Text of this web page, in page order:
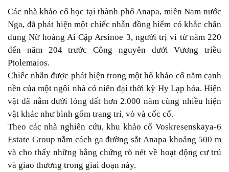
Các nhà khảo cổ học tại thành phố Anapa, miền Nam nước
Nga, đã phát hiện một chiếc nhẫn đồng hiếm có khắc chân
dung Nữ hoàng Ai Cập Arsinoe 3, người trị vì từ năm 220
đến năm 204 trước Công nguyên dưới Vương triều
Ptolemaios.
Chiếc nhẫn được phát hiện trong một hố khảo cổ nằm cạnh
nền của một ngôi nhà có niên đại thời kỳ Hy Lạp hóa. Hiện
vật đã nằm dưới lòng đất hơn 2.000 năm cùng nhiều hiện
vật khác như bình gốm trang trí, vò và cốc cổ.
Theo các nhà nghiên cứu, khu khảo cổ Voskresenskaya-6
Estate Group nằm cách ga đường sắt Anapa khoảng 500 m
và cho thấy những bằng chứng rõ nét về hoạt động cư trú
và giao thương trong giai đoạn này.